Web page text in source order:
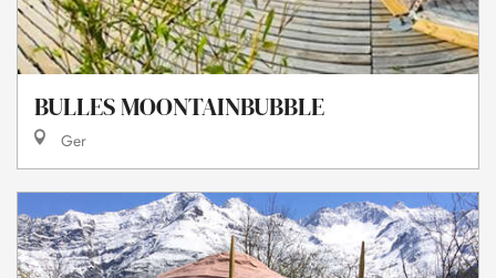
BULLES MOONTAINBUBBLE
Ger